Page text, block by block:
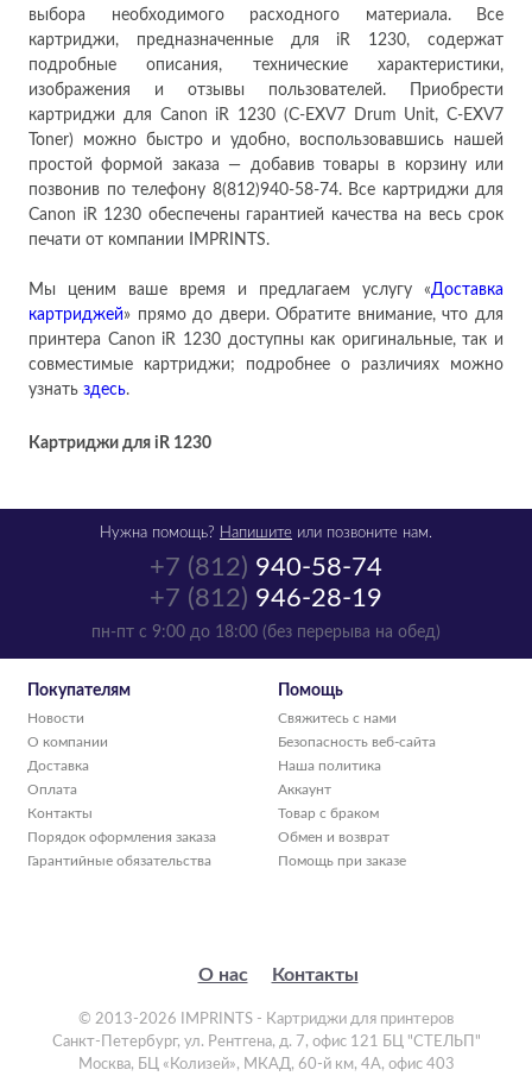
выбора необходимого расходного материала. Все
картриджи, предназначенные для iR 1230, содержат
подробные описания, технические характеристики,
изображения и отзывы пользователей. Приобрести
картриджи для Canon iR 1230 (C-EXV7 Drum Unit, C-EXV7
Toner) можно быстро и удобно, воспользовавшись нашей
простой формой заказа — добавив товары в корзину или
позвонив по телефону 8(812)940-58-74. Все картриджи для
Canon iR 1230 обеспечены гарантией качества на весь срок
печати от компании IMPRINTS.
Мы ценим ваше время и предлагаем услугу «Доставка
картриджей» прямо до двери. Обратите внимание, что для
принтера Canon iR 1230 доступны как оригинальные, так и
совместимые картриджи; подробнее о различиях можно
узнать здесь.
Картриджи для iR 1230
+7 (812) 940-58-74
+7 (812) 946-28-19
пн-пт с 9:00 до 18:00 (без перерыва на обед)
Нужна помощь? Напишите или позвоните нам.
Покупателям
Новости
О компании
Доставка
Оплата
Контакты
Порядок оформления заказа
Гарантийные обязательства
Помощь
Свяжитесь с нами
Безопасность веб-сайта
Наша политика
Аккаунт
Товар с браком
Обмен и возврат
Помощь при заказе
О нас Контакты
© 2013-2026 IMPRINTS - Картриджи для принтеров
Санкт-Петербург, ул. Рентгена, д. 7, офис 121 БЦ "СТЕЛЬП"
Москва, БЦ «Колизей», МКАД, 60-й км, 4А, офис 403